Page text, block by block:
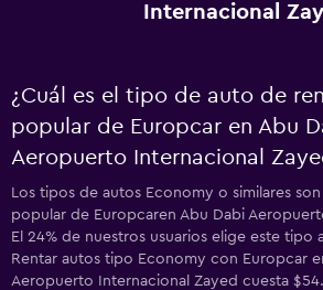
Internacional
¿Cuál es el tipo de auto de
popular de Europcar en Abu
Aeropuerto Internacional
Los tipos de autos Economy o similares
popular de Europcaren Abu Dabi
El 24% de nuestros usuarios elige este tipo
Rentar autos tipo Economy con Europcar
Aeropuerto Internacional Zayed cuesta